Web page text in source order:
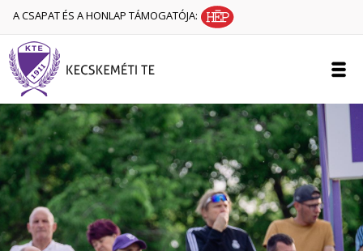
A CSAPAT ÉS A HONLAP TÁMOGATÓJA: